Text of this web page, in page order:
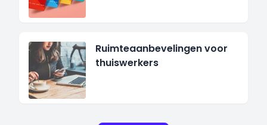
Ruimteaanbevelingen voor
thuiswerkers